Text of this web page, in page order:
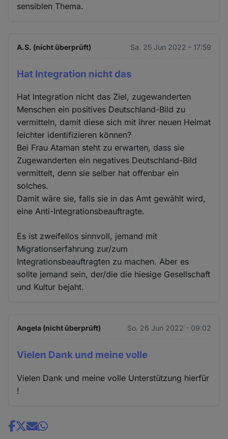
sensiblen Thema.
A.S. (nicht überprüft) Sa. 25 Jun 2022 - 17:59
Hat Integration nicht das
Hat Integration nicht das Ziel, zugewanderten
Menschen ein positives Deutschland-Bild zu
vermitteln, damit diese sich mit ihrer neuen Heimat
leichter identifizieren können?
Bei Frau Ataman steht zu erwarten, dass sie
Zugewanderten ein negatives Deutschland-Bild
vermittelt, denn sie selber hat offenbar ein
solches.
Damit wäre sie, falls sie in das Amt gewählt wird,
eine Anti-Integrationsbeauftragte.
Es ist zweifellos sinnvoll, jemand mit
Migrationserfahrung zur/zum
Integrationsbeauftragten zu machen. Aber es
sollte jemand sein, der/die die hiesige Gesellschaft
und Kultur bejaht.
Angela (nicht überprüft) So. 26 Jun 2022 - 09:02
Vielen Dank und meine volle
Vielen Dank und meine volle Unterstützung hierfür
!
Share